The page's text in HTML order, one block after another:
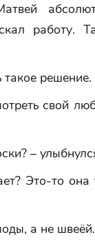
работу.
решение.
свой
–
Это-то она
а не швеёй.